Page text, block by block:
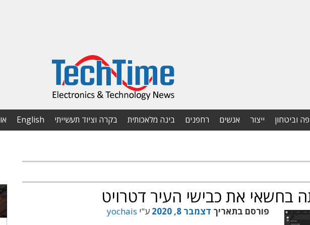
וביטחון ייצור אנשים רחפנים בינה מלאכותית בקרה וציוד תעשייתי English
בחשאי את כבישי העיר דטרויט
פורסם בתאריך דצמבר 8, 2020 ע"י yochais